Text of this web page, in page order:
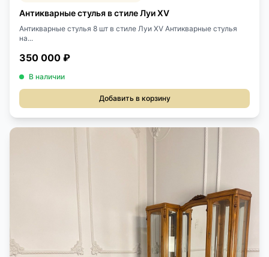
Антикварные стулья в стиле Луи XV
Антикварные стулья 8 шт в стиле Луи XV Антикварные стулья
на...
350 000 ₽
В наличии
Добавить в корзину